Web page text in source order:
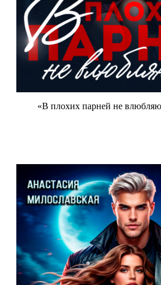
«В плохих парней не